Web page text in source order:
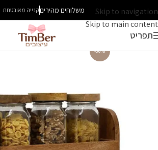
Skip to navigation
Skip to main content
משלוחים מהיריםקנייה מאובטחת
תפריט
-30%